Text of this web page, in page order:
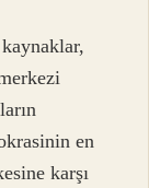
en
karşı